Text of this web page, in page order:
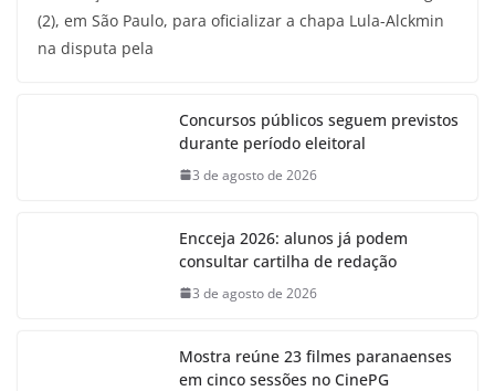
(2), em São Paulo, para oficializar a chapa Lula-Alckmin
na disputa pela
Concursos públicos seguem previstos
durante período eleitoral
3 de agosto de 2026
Encceja 2026: alunos já podem
consultar cartilha de redação
3 de agosto de 2026
Mostra reúne 23 filmes paranaenses
em cinco sessões no CinePG